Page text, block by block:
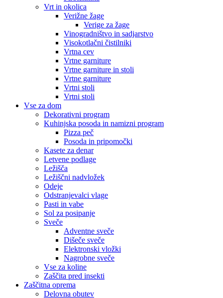
Vrt in okolica
Verižne žage
Verige za žage
Vinogradništvo in sadjarstvo
Visokotlačni čistilniki
Vrtna cev
Vrtne garniture
Vrtne garniture in stoli
Vrtne garniture
Vrtni stoli
Vrtni stoli
Vse za dom
Dekorativni program
Kuhinjska posoda in namizni program
Pizza peč
Posoda in pripomočki
Kasete za denar
Letvene podlage
Ležišča
Ležiščni nadvložek
Odeje
Odstranjevalci vlage
Pasti in vabe
Sol za posipanje
Sveče
Adventne sveče
Dišeče sveče
Elektronski vložki
Nagrobne sveče
Vse za koline
Zaščita pred insekti
Zaščitna oprema
Delovna obutev